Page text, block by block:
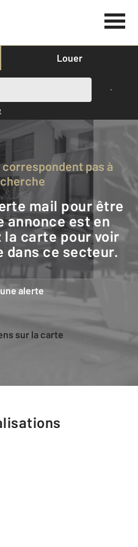
Louer
annonce est en
carte pour voir
dans ce secteur.
une alerte
sur la carte